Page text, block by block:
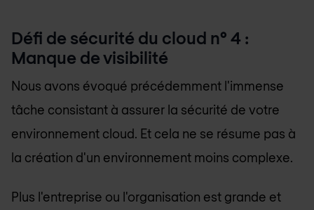
Défi de sécurité du cloud n° 4 :
Manque de visibilité
Nous avons évoqué précédemment l'immense
tâche consistant à assurer la sécurité de votre
environnement cloud. Et cela ne se résume pas à
la création d'un environnement moins complexe.
Plus l'entreprise ou l'organisation est grande et